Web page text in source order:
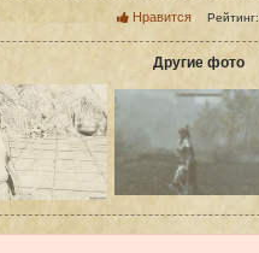
Нравится Рейтинг:
Другие фото